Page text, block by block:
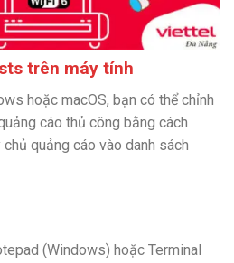
trên máy tính
hoặc macOS, bạn có thể chỉnh
cáo thủ công bằng cách
quảng cáo vào danh sách
(Windows) hoặc Terminal